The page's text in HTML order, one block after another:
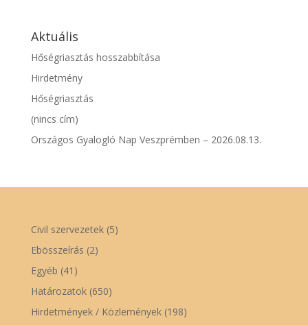
Aktuális
Hőségriasztás hosszabbítása
Hirdetmény
Hőségriasztás
(nincs cím)
Országos Gyalogló Nap Veszprémben – 2026.08.13.
Civil szervezetek(5)
Ebösszeírás (2)
Egyéb (41)
Határozatok(650)
Hirdetmények / Közlemények(198)